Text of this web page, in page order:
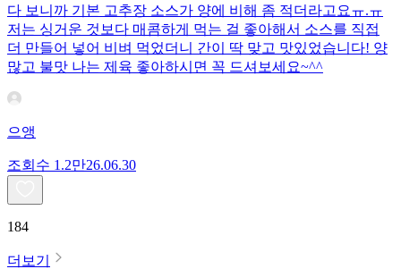
다 보니까 기본 고추장 소스가 양에 비해 좀 적더라고요ㅠ.ㅠ
저는 싱거운 것보다 매콤하게 먹는 걸 좋아해서 소스를 직접
더 만들어 넣어 비벼 먹었더니 간이 딱 맞고 맛있었습니다! 양
많고 불맛 나는 제육 좋아하시면 꼭 드셔보세요~^^
으앵
조회수 1.2만26.06.30
184
더보기